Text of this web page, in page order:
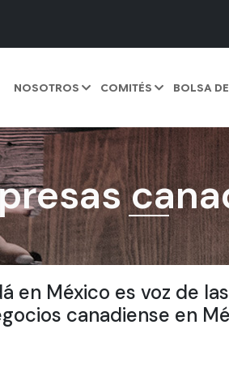
NOSOTROS COMITÉS BOLSA
COMITÉS
Noticias
GALERÍA
CONTACTO
SOCIOS
AFÍLIATE
en México es voz de
canadiense en